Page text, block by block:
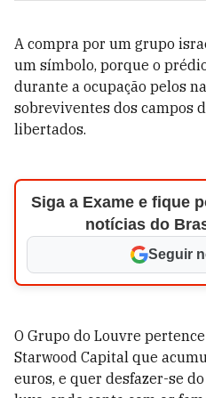
A compra por um grupo
um símbolo, porque o
durante a ocupação pelos
sobreviventes dos campos
libertados.
Siga a Exame e fique
notícias do
Seguir
O Grupo do Louvre
Starwood Capital que
euros, e quer desfazer-se